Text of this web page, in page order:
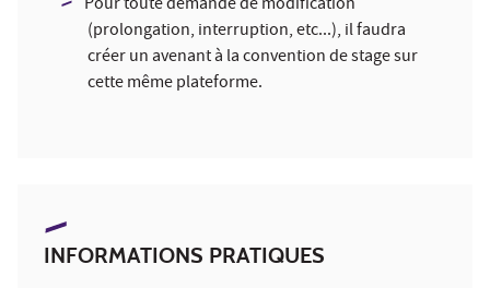
(prolongation, interruption, etc...), il faudra
créer un avenant à la convention de stage sur
cette même plateforme.
INFORMATIONS PRATIQUES